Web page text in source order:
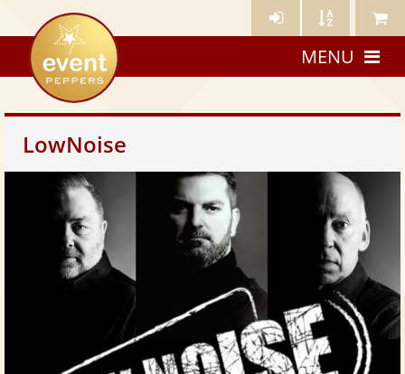
Künstler- Künstler Meine
eventpeppers
MENU
LowNoise